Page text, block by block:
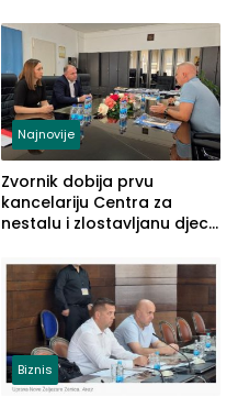
vidljive na njima
Najnovije
Zvornik dobija prvu
kancelariju Centra za
nestalu i zlostavljanu djecu
Biznis